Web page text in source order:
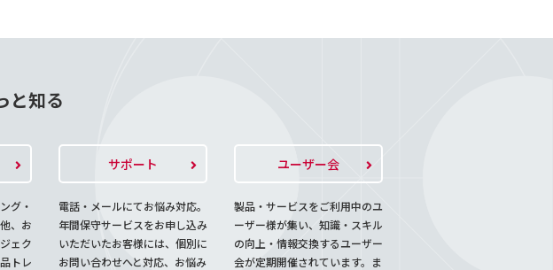
と知る
グ・
、お
ェク
トレ
サポート
電話・メールにてお悩み対応。
年間保守サービスをお申し込み
いただいたお客様には、個別に
お問い合わせへと対応、お悩み
ユーザー会
製品・サービスをご利用中のユ
ーザー様が集い、知識・スキル
の向上・情報交換するユーザー
会が定期開催されています。ま